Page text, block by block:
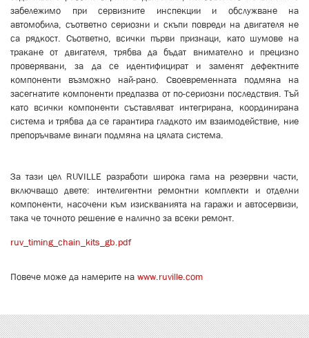
забележимо при сервизните инспекции и обслужване на
автомобила, съответно сериозни и скъпи повреди на двигателя не
са рядкост. Съответно, всички първи признаци, като шумове на
тракане от двигателя, трябва да бъдат внимателно и прецизно
проверявани, за да се идентифицират и заменят дефектните
компоненти възможно най-рано. Своевременната подмяна на
засегнатите компоненти предпазва от по-сериозни последствия. Тъй
като всички компоненти съставляват интегрирана, координирана
система и трябва да се гарантира гладкото им взаимодействие, ние
препоръчваме винаги подмяна на цялата система.
За тази цел RUVILLE разработи широка гама на резервни части,
включващо двете: интелигентни ремонтни комплекти и отделни
компоненти, насочени към изискванията на гаражи и автосервизи,
така че точното решение е налично за всеки ремонт.
ruv_timing_chain_kits_gb.pdf
ruv_timing_chain_kits_gb.pdf
Повече може да намерите на www.ruville.com